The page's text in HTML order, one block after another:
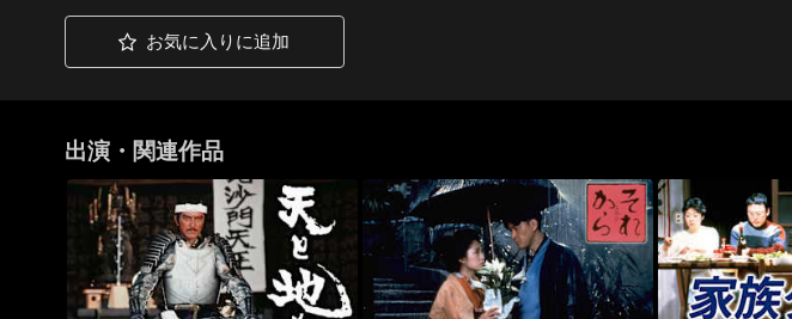
お気に入りに追加
出演・関連作品